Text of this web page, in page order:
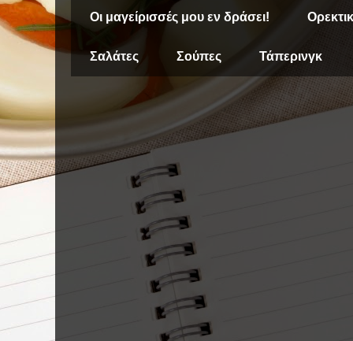
Οι μαγείρισσές μου εν δράσει!
Σαλάτες Σούπες Τάπερινγκ